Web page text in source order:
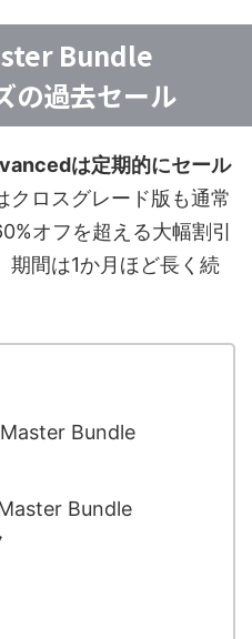
Bundle
の過去セール
は定期的にセール
クロスグレード版も通常
オフを超える大幅割引
期間は1か月ほど長く続
Bundle
Bundle